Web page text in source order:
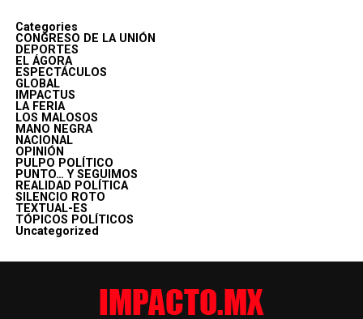
Categories
CONGRESO DE LA UNIÓN
DEPORTES
EL ÁGORA
ESPECTÁCULOS
GLOBAL
IMPACTUS
LA FERIA
LOS MALOSOS
MANO NEGRA
NACIONAL
OPINIÓN
PULPO POLÍTICO
PUNTO… Y SEGUIMOS
REALIDAD POLÍTICA
SILENCIO ROTO
TEXTUAL-ES
TÓPICOS POLÍTICOS
Uncategorized